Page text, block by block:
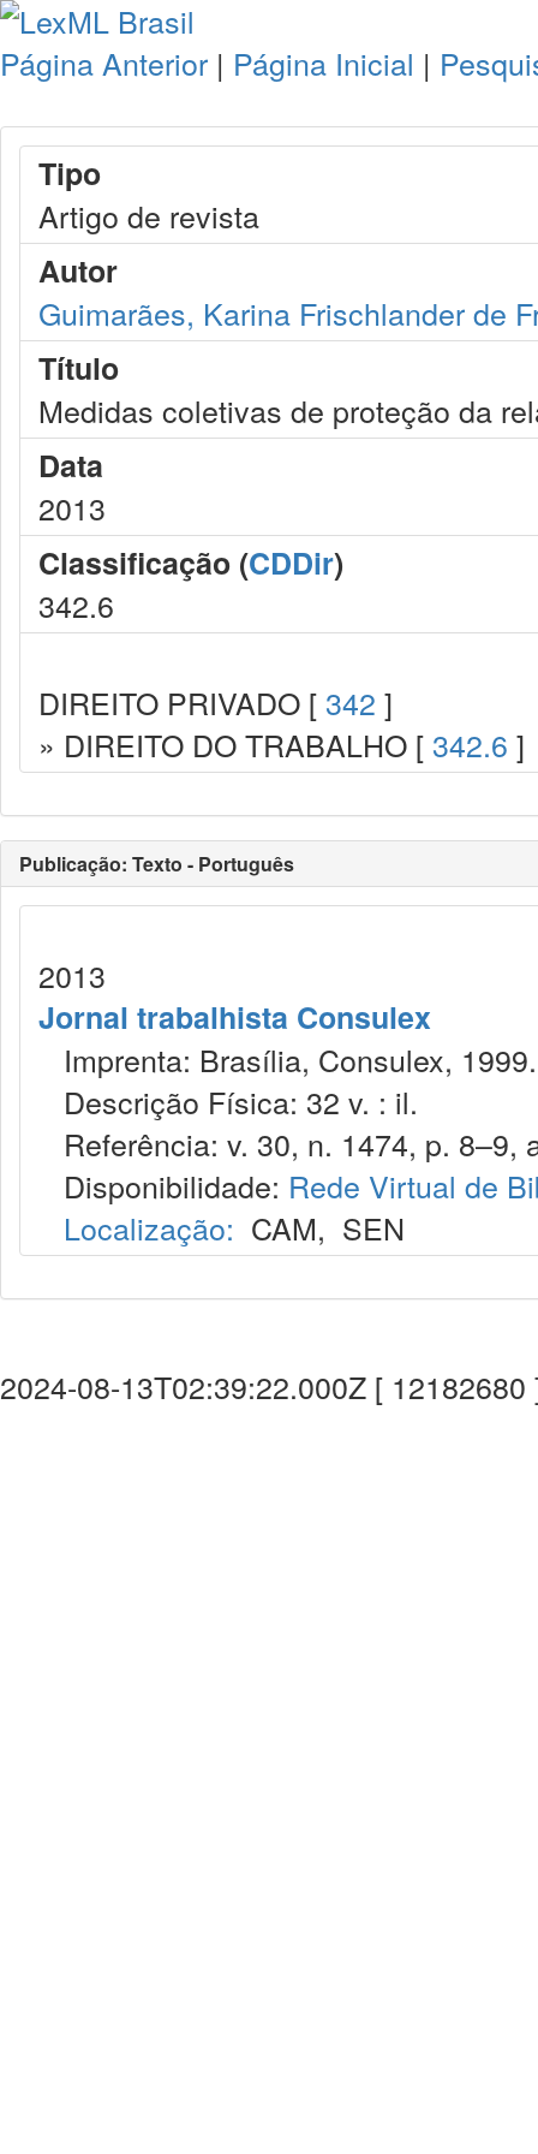
Página Anterior | Página Inicial |
Tipo
Artigo de revista
Autor
Guimarães, Karina Frischlander de
Título
Medidas coletivas de proteção da
Data
2013
Classificação (CDDir)
342.6
DIREITO PRIVADO [ 342 ]
» DIREITO DO TRABALHO [ 342.6 ]
Publicação: Texto - Português
2013
Jornal trabalhista Consulex
Imprenta: Brasília, Consulex, 1999.
Descrição Física: 32 v. : il.
Referência: v. 30, n. 1474, p. 8–9,
Disponibilidade: Rede Virtual de
Localização: CAM, SEN
2024-08-13T02:39:22.000Z [ 12182680